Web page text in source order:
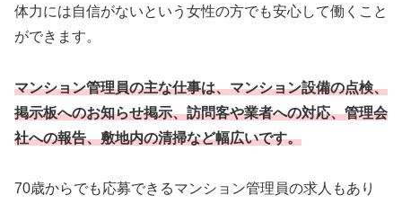
体力には自信がないという女性の方でも安心して働くこと
ができます。
マンション管理員の主な仕事は、マンション設備の点検、
掲示板へのお知らせ掲示、訪問客や業者への対応、管理会
社への報告、敷地内の清掃など幅広いです。
70歳からでも応募できるマンション管理員の求人もあり